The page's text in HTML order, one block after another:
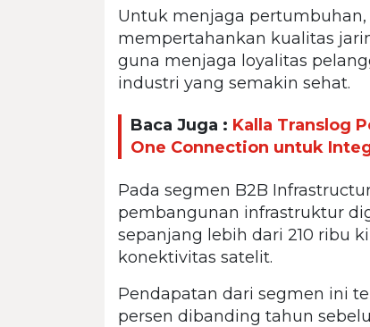
Untuk menjaga pertumbuhan,
mempertahankan kualitas
guna menjaga loyalitas
industri yang semakin sehat.
Baca Juga : Kalla Translog
One Connection untuk
Pada segmen B2B
pembangunan infrastruktur
sepanjang lebih dari 210 ribu
konektivitas satelit.
Pendapatan dari segmen ini
persen dibanding tahun